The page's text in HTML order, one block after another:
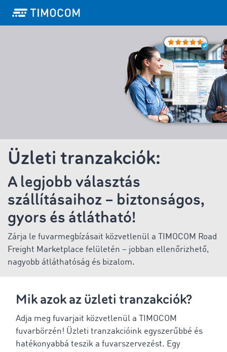
Üzleti tranzakciók:
A legjobb választás
szállításaihoz – biztonságos,
gyors és átlátható!
Zárja le fuvarmegbízásait közvetlenül a TIMOCOM Road
Freight Marketplace felületén – jobban ellenőrizhető,
nagyobb átláthatóság és bizalom.
Mik azok az üzleti tranzakciók?
Adja meg fuvarjait közvetlenül a TIMOCOM
fuvarbörzén! Üzleti tranzakcióink egyszerűbbé és
hatékonyabbá teszik a fuvarszervezést. Egy